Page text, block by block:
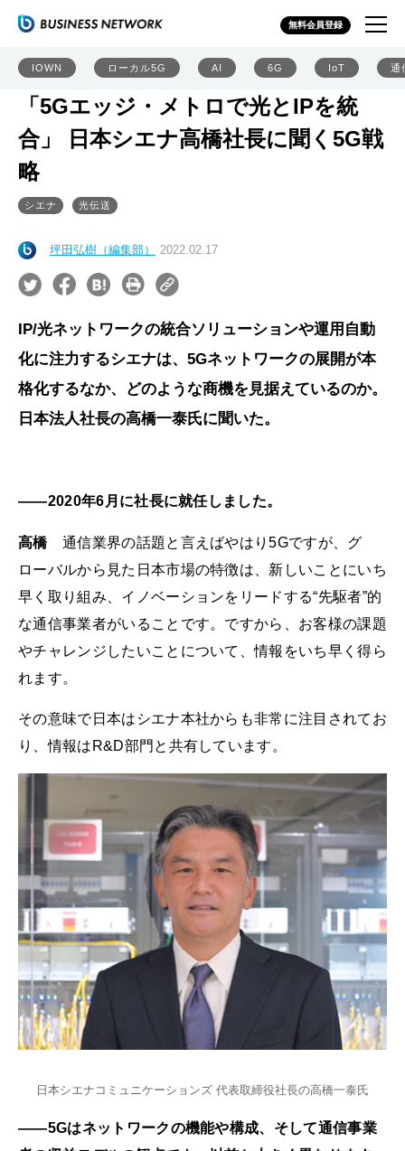
無料会員登録
IOWN ローカル5G AI 6G IoT 通
「5Gエッジ・メトロで光とIPを統
合」 日本シエナ高橋社長に聞く5G戦
略
シエナ 光伝送
坪田弘樹（編集部） 2022.02.17
IP/光ネットワークの統合ソリューションや運用自動
化に注力するシエナは、5Gネットワークの展開が本
格化するなか、どのような商機を見据えているのか。
日本法人社長の高橋一泰氏に聞いた。
――2020年6月に社長に就任しました。
高橋通信業界の話題と言えばやはり5Gですが、グ
ローバルから見た日本市場の特徴は、新しいことにいち
早く取り組み、イノベーションをリードする“先駆者”的
な通信事業者がいることです。ですから、お客様の課題
やチャレンジしたいことについて、情報をいち早く得ら
れます。
その意味で日本はシエナ本社からも非常に注目されてお
り、情報はR&D部門と共有しています。
日本シエナコミュニケーションズ 代表取締役社長の高橋一泰氏
――5Gはネットワークの機能や構成、そして通信事業